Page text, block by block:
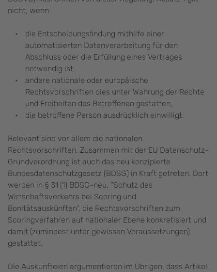
nicht, wenn
die Entscheidungsfindung mithilfe einer
automatisierten Datenverarbeitung für den
Abschluss oder die Erfüllung eines Vertrages
notwendig ist,
andere nationale oder europäische
Rechtsvorschriften dies unter Wahrung der Rechte
und Freiheiten des Betroffenen gestatten,
die betroffene Person ausdrücklich einwilligt.
Relevant sind vor allem die nationalen
Rechtsvorschriften. Zusammen mit der EU Datenschutz-
Grundverordnung ist auch das neu konzipierte
Bundesdatenschutzgesetz (BDSG) in Kraft getreten. Dort
werden in § 31 (1) BDSG-neu, “Schutz des
Wirtschaftsverkehrs bei Scoring und
Bonitätsauskünften”, die Rechtsvorschriften zum
Scoringverfahren auf nationaler Ebene konkretisiert und
damit (zumindest unter gewissen Voraussetzungen)
gestattet.
Die Auskunfteien argumentieren im Übrigen, dass Artikel